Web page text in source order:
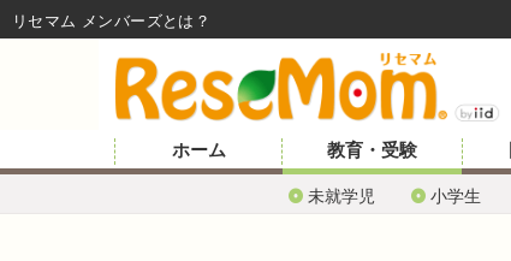
ホーム 教育・受験
未就学児 小学生
リセマム メンバーズ